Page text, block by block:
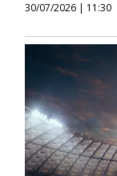
30/07/2026 | 11:30